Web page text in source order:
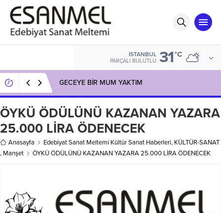
İSTANBUL
PARÇALI BULUTLU 31°C
GECEYE BİR MUM YAKTIM
ÖYKÜ ÖDÜLÜNÜ KAZANAN YAZARA
25.000 LİRA ÖDENECEK
Anasayfa Edebiyat Sanat Meltemi Kültür Sanat Haberleri, KÜLTÜR-SANAT
, Manşet ÖYKÜ ÖDÜLÜNÜ KAZANAN YAZARA 25.000 LİRA ÖDENECEK